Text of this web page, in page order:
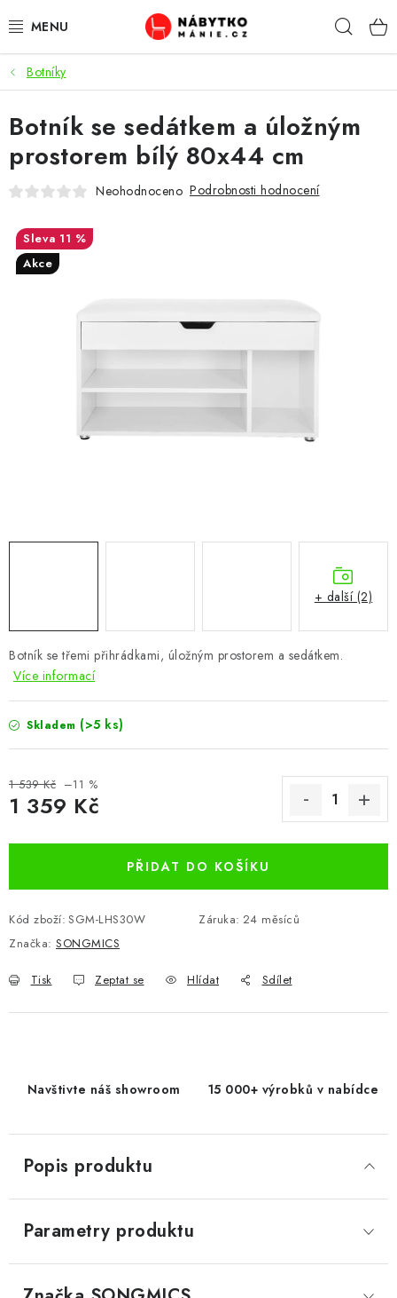
na
OBÝVACÍ POKOJ
KUCHYŇ A JÍDELNA
LOŽNICE
KANCELÁŘ / PRACOVNA
KOUPELNA A WC
DOPLŇKY A DEKORACE
OSTATNÍ
VÝPRODEJ
Vše o nákupu
Botníky
Botník se třemi přihrádkami, úložným prostorem a sedátkem.
Více informací
Skladem (>5 ks)
1 539 Kč –11 %
1 359 Kč
PŘIDAT DO KOŠÍKU
Kód zboží: SGM-LHS30W Záruka: 24 měsíců
Značka: SONGMICS
Tisk Zeptat se Hlídat Sdílet
Botník se sedátkem a úložným
prostorem bílý 80x44 cm
Neohodnoceno Podrobnosti hodnocení
11 %
Akce
+ další (2)
Navštivte náš showroom 15 000+ výrobků v nabídce
Popis produktu
Parametry produktu